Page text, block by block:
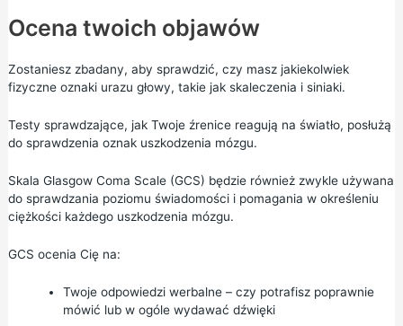
Ocena twoich objawów
Zostaniesz zbadany, aby sprawdzić, czy masz jakiekolwiek
fizyczne oznaki urazu głowy, takie jak skaleczenia i siniaki.
Testy sprawdzające, jak Twoje źrenice reagują na światło, posłużą
do sprawdzenia oznak uszkodzenia mózgu.
Skala Glasgow Coma Scale (GCS) będzie również zwykle używana
do sprawdzania poziomu świadomości i pomagania w określeniu
ciężkości każdego uszkodzenia mózgu.
GCS ocenia Cię na:
Twoje odpowiedzi werbalne – czy potrafisz poprawnie
mówić lub w ogóle wydawać dźwięki